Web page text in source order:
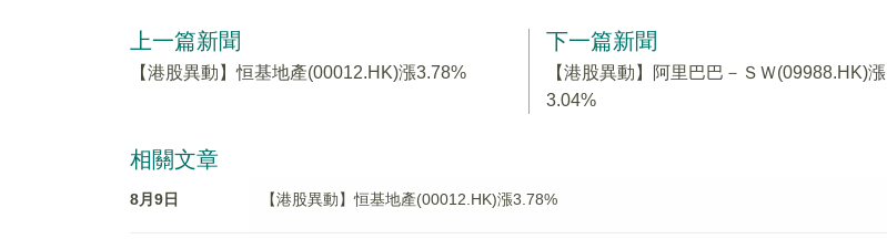
上一篇新聞
【港股異動】恒基地產(00012.HK)漲3.78%
下一篇新聞
【港股異動】阿里巴巴－ＳＷ(09988.HK)漲
3.04%
相關文章
8月9日 【港股異動】恒基地產(00012.HK)漲3.78%